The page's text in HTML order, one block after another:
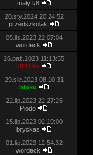
mały v8
20.sty.2024 20:24:52
przedszkolak
05.lis.2023 22:07:04
wordeck
26.paź.2023 11:13:55
UFOtm
29.sie.2023 08:10:31
bloku
22.lip.2023 22:27:25
Piodo
15.lip.2023 02:19:00
bryckas
01.lip.2023 12:54:32
wordeck